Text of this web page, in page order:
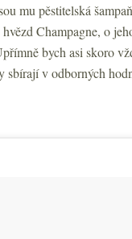
mu pěstitelská
Champagne, o
bych asi skoro
sbírají v odborných